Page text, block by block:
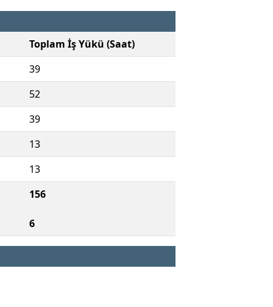
Toplam İş Yükü (Saat)
39
52
39
13
13
156
6